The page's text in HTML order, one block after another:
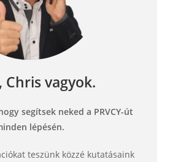
Chris vagyok.
segítsek neked a PRVCY-út
lépésén.
teszünk közzé kutatásaink